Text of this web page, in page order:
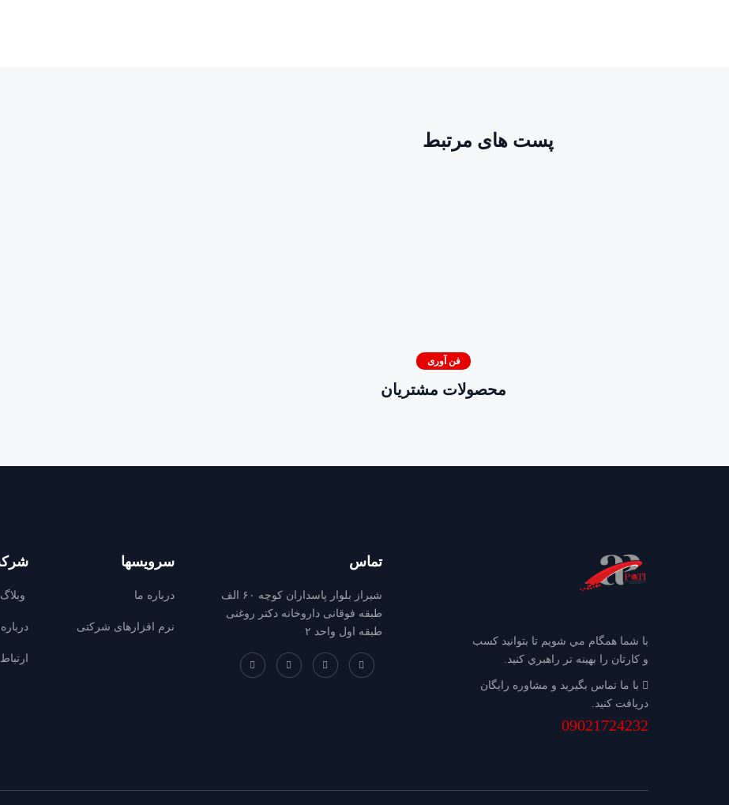
پست های مرتبط
فن آوری
محصولات مشتریان
با شما همگام مي شويم تا بتوانيد كسب
و كارتان را بهينه تر راهبري كنيد.
با ما تماس بگيريد و مشاوره رايگان
دريافت كنيد.
09021724232
تماس
شیراز بلوار پاسداران کوچه ۶۰ الف
طبقه فوقانی داروخانه دکتر روغنی
طبقه اول واحد ۲
سرویسها
درباره ما
نرم افزارهای شرکتی
وبلاگ